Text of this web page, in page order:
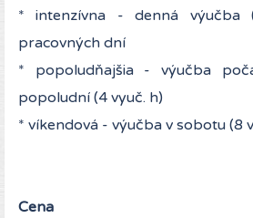
* intenzívna - denná výučba
pracovných dní
* popoludňajšia - výučba
popoludní (4 vyuč. h)
* víkendová - výučba v sobotu (8
Cena